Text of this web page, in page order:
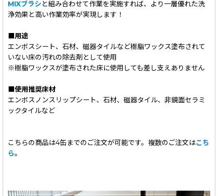
MIXブラシと組み合わせて作業を実施すれば、より一層優れた洗
浄効果と高い作業効率が実現します！
■用途
エンボスシート、石材、磁器タイルなど樹脂ワックス塗布されて
いない床の汚れの除去剤として使用
※樹脂ワックスが塗布された床に使用しても差し支えありません
■使用推奨床材
エンボスノンスリップシート、石材、磁器タイル、非鏡面セラミ
ックタイルなど
こちらの商品は4缶までのご注文が可能です。複数のご注文はこち
ら。